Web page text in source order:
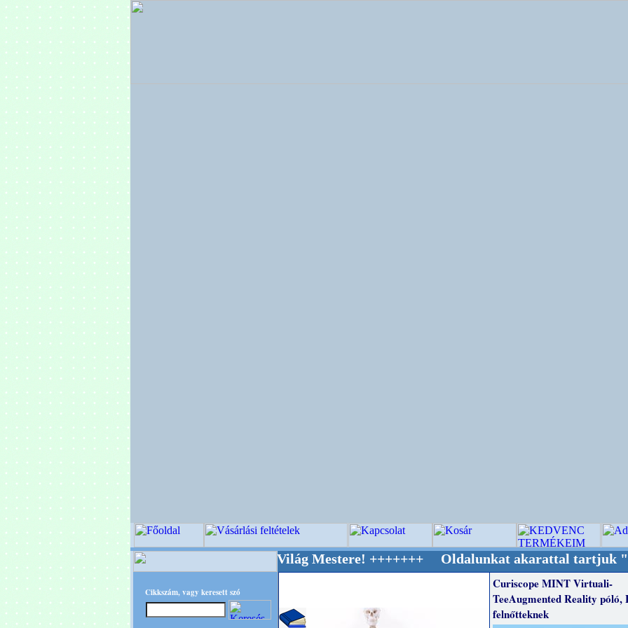
Cikkszám, vagy keresett szó
+++++++ OPITEC - A Kreatív Világ Mestere! +++++++ Oldalunkat akarattal tartjuk "Oldtimer/
Curiscope MINT Virtuali-
TeeAugmented Reality póló,
felnőtteknek